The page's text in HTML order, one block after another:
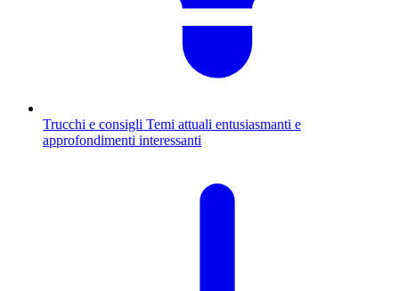
Trucchi e consigli Temi attuali entusiasmanti e
approfondimenti interessanti